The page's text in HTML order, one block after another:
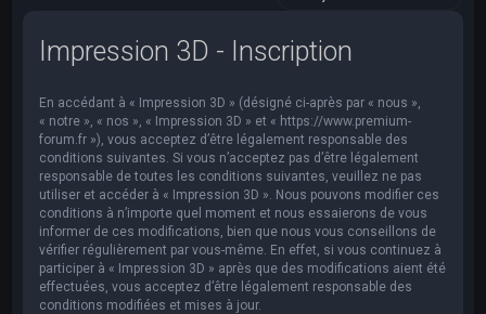
Impression 3D - Inscription
En accédant à « Impression 3D » (désigné ci-après par « nous »,
« notre », « nos », « Impression 3D » et « https://www.premium-
forum.fr »), vous acceptez d’être légalement responsable des
conditions suivantes. Si vous n’acceptez pas d’être légalement
responsable de toutes les conditions suivantes, veuillez ne pas
utiliser et accéder à « Impression 3D ». Nous pouvons modifier ces
conditions à n’importe quel moment et nous essaierons de vous
informer de ces modifications, bien que nous vous conseillons de
vérifier régulièrement par vous-même. En effet, si vous continuez à
participer à « Impression 3D » après que des modifications aient été
effectuées, vous acceptez d’être légalement responsable des
conditions modifiées et mises à jour.